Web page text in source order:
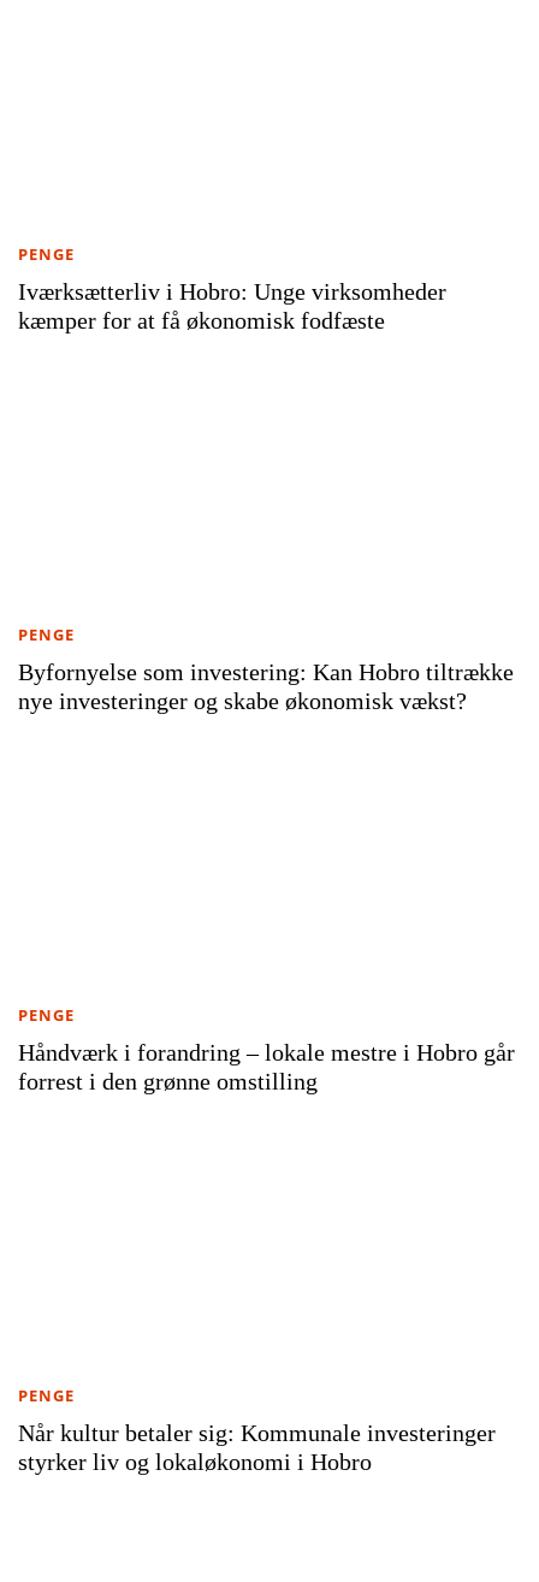
Iværksætterliv i Hobro: Unge virksomheder
kæmper for at få økonomisk fodfæste
PENGE
Byfornyelse som investering: Kan Hobro tiltrække
nye investeringer og skabe økonomisk vækst?
PENGE
Håndværk i forandring – lokale mestre i Hobro går
forrest i den grønne omstilling
PENGE
Når kultur betaler sig: Kommunale investeringer
styrker liv og lokaløkonomi i Hobro
PENGE